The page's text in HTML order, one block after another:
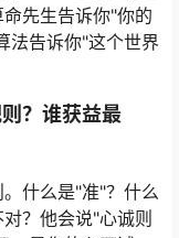
先生告诉你"你的
法告诉你"这个世界
？谁获益最
什么是"准"？什么
？他会说"心诚则